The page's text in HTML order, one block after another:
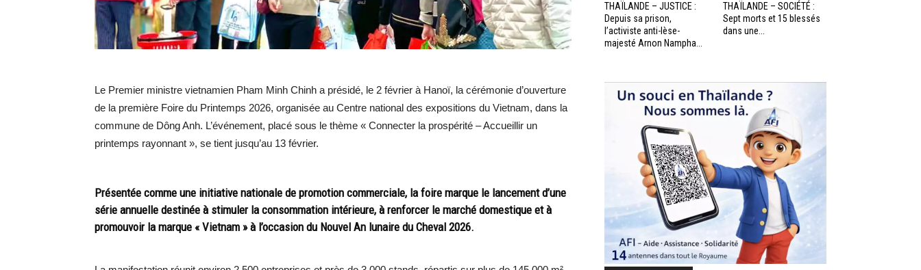
Le Premier ministre vietnamien Pham Minh Chinh a présidé, le 2 février à Hanoï, la cérémonie d’ouverture
de la première Foire du Printemps 2026, organisée au Centre national des expositions du Vietnam, dans la
commune de Dông Anh. L’événement, placé sous le thème « Connecter la prospérité – Accueillir un
printemps rayonnant », se tient jusqu’au 13 février.
Présentée comme une initiative nationale de promotion commerciale, la foire marque le lancement d’une
série annuelle destinée à stimuler la consommation intérieure, à renforcer le marché domestique et à
promouvoir la marque « Vietnam » à l’occasion du Nouvel An lunaire du Cheval 2026.
THAÏLANDE – JUSTICE :
Depuis sa prison,
l’activiste anti-lèse-
majesté Arnon Nampha...
THAÏLANDE – SOCIÉTÉ :
Sept morts et 15 blessés
dans une...